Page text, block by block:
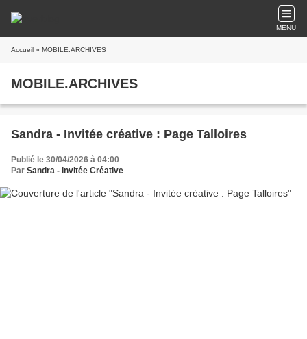
MENU
Accueil » MOBILE.ARCHIVES
MOBILE.ARCHIVES
Sandra - Invitée créative : Page Talloires
Publié le 30/04/2026 à 04:00
Par Sandra - invitée Créative